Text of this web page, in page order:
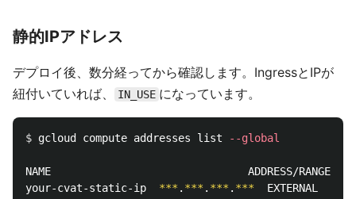
静的IPアドレス
デプロイ後、数分経ってから確認します。IngressとIPが
紐付いていれば、
IN_USE になっています。
$ gcloud compute addresses list --global
NAME                               ADDRESS/RANGE   TYPE
your-cvat-static-ip *** . *** . *** . ***